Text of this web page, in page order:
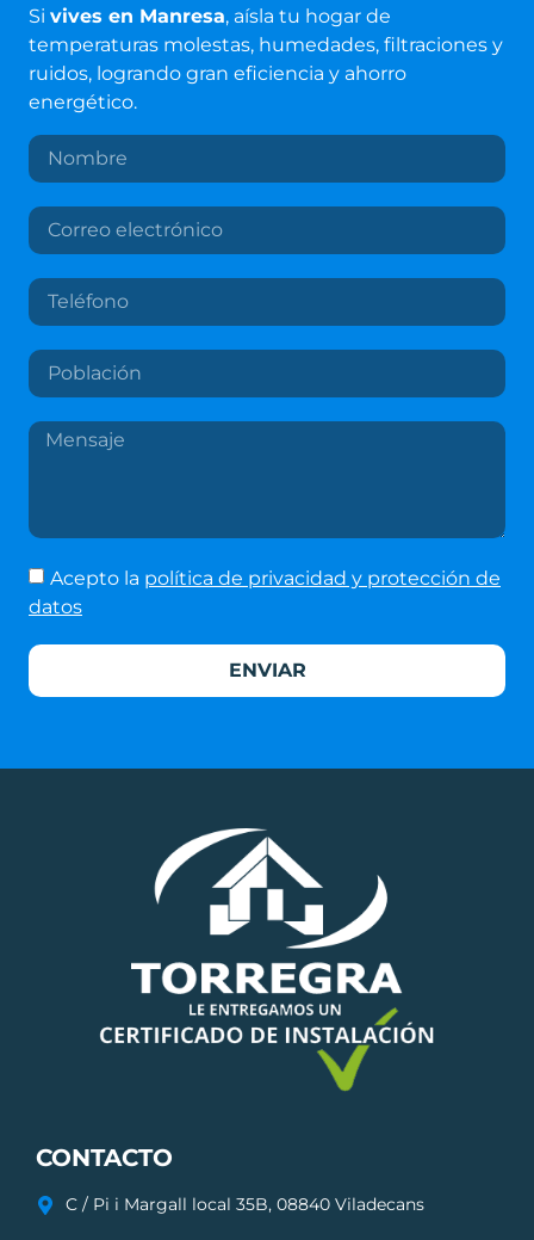
Si vives en Manresa, aísla tu hogar de
temperaturas molestas, humedades, filtraciones y
ruidos, logrando gran eficiencia y ahorro
energético.
Acepto la política de privacidad y protección de
datos
ENVIAR
CONTACTO
C / Pi i Margall local 35B, 08840 Viladecans